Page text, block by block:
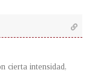
cierta intensidad,